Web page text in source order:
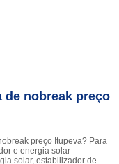
de nobreak preço
preço Itupeva? Para
e energia solar
solar, estabilizador de